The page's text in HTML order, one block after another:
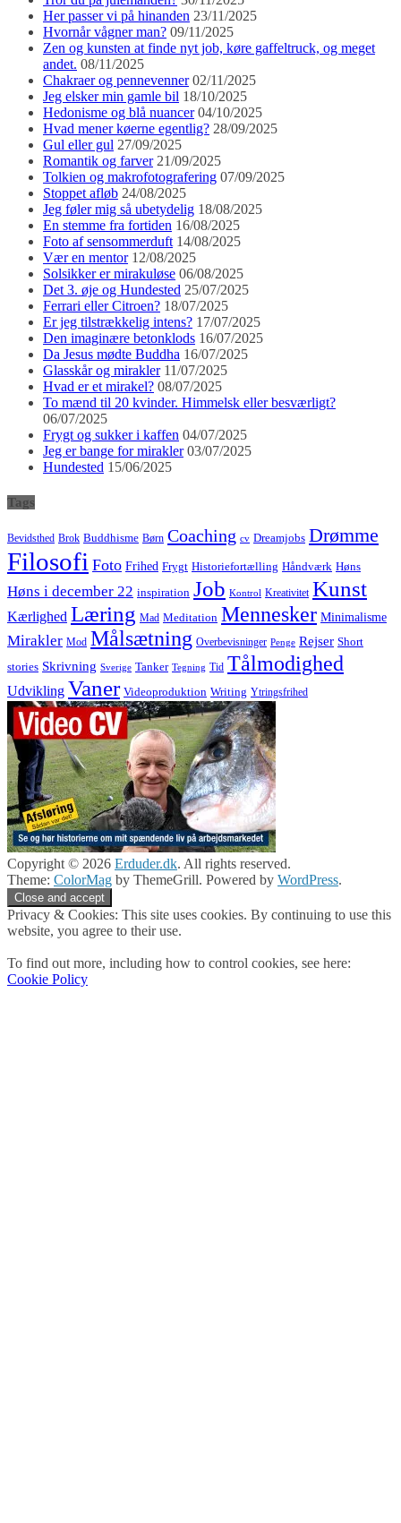
Her passer vi på hinanden 23/11/2025
Hvornår vågner man? 09/11/2025
Zen og kunsten at finde nyt job, køre gaffeltruck, og meget
andet. 08/11/2025
Chakraer og pennevenner 02/11/2025
Jeg elsker min gamle bil 18/10/2025
Hedonisme og blå nuancer 04/10/2025
Hvad mener køerne egentlig? 28/09/2025
Gul eller gul 27/09/2025
Romantik og farver 21/09/2025
Tolkien og makrofotografering 07/09/2025
Stoppet afløb 24/08/2025
Jeg føler mig så ubetydelig 18/08/2025
En stemme fra fortiden 16/08/2025
Foto af sensommerduft 14/08/2025
Vær en mentor 12/08/2025
Solsikker er mirakuløse 06/08/2025
Det 3. øje og Hundested 25/07/2025
Ferrari eller Citroen? 18/07/2025
Er jeg tilstrækkelig intens? 17/07/2025
Den imaginære betonklods 16/07/2025
Da Jesus mødte Buddha 16/07/2025
Glasskår og mirakler 11/07/2025
Hvad er et mirakel? 08/07/2025
To mænd til 20 kvinder. Himmelsk eller besværligt?
06/07/2025
Frygt og sukker i kaffen 04/07/2025
Jeg er bange for mirakler 03/07/2025
Hundested 15/06/2025
Tags
Bevidsthed Brok Buddhisme Børn Coaching cv Dreamjobs Drømme
Filosofi Foto Frihed Frygt Historiefortælling Håndværk Høns
Høns i december 22 inspiration Job Kontrol Kreativitet Kunst
Kærlighed Læring Mad Meditation Mennesker Minimalisme
Mirakler Mod Målsætning Overbevisninger Penge Rejser Short
stories Skrivning Sverige Tanker Tegning Tid Tålmodighed
Udvikling Vaner Videoproduktion Writing Ytringsfrihed
Copyright © 2026 Erduder.dk. All rights reserved.
Theme: ColorMag by ThemeGrill. Powered by WordPress.
Privacy & Cookies: This site uses cookies. By continuing to use this
website, you agree to their use.
To find out more, including how to control cookies, see here:
Cookie Policy